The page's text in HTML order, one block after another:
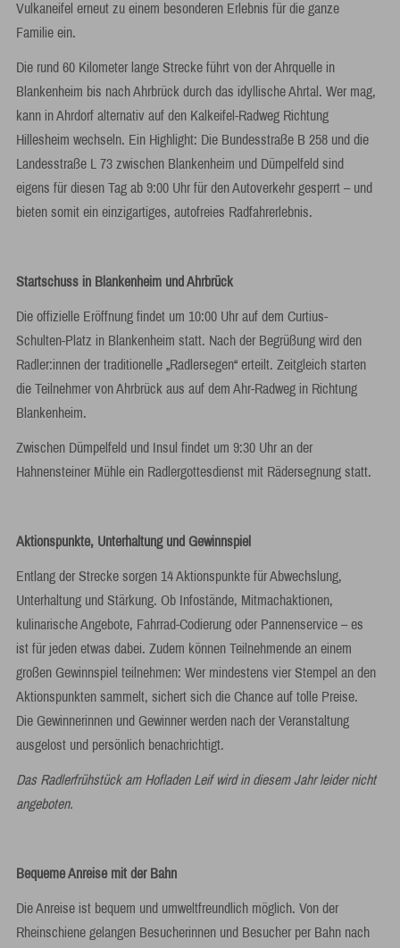
Vulkaneifel erneut zu einem besonderen Erlebnis für die ganze
Familie ein.
Die rund 60 Kilometer lange Strecke führt von der Ahrquelle in
Blankenheim bis nach Ahrbrück durch das idyllische Ahrtal. Wer mag,
kann in Ahrdorf alternativ auf den Kalkeifel-Radweg Richtung
Hillesheim wechseln. Ein Highlight: Die Bundesstraße B 258 und die
Landesstraße L 73 zwischen Blankenheim und Dümpelfeld sind
eigens für diesen Tag ab 9:00 Uhr für den Autoverkehr gesperrt – und
bieten somit ein einzigartiges, autofreies Radfahrerlebnis.
Startschuss in Blankenheim und Ahrbrück
Die offizielle Eröffnung findet um 10:00 Uhr auf dem Curtius-
Schulten-Platz in Blankenheim statt. Nach der Begrüßung wird den
Radler:innen der traditionelle „Radlersegen“ erteilt. Zeitgleich starten
die Teilnehmer von Ahrbrück aus auf dem Ahr-Radweg in Richtung
Blankenheim.
Zwischen Dümpelfeld und Insul findet um 9:30 Uhr an der
Hahnensteiner Mühle ein Radlergottesdienst mit Rädersegnung statt.
Aktionspunkte, Unterhaltung und Gewinnspiel
Entlang der Strecke sorgen 14 Aktionspunkte für Abwechslung,
Unterhaltung und Stärkung. Ob Infostände, Mitmachaktionen,
kulinarische Angebote, Fahrrad-Codierung oder Pannenservice – es
ist für jeden etwas dabei. Zudem können Teilnehmende an einem
großen Gewinnspiel teilnehmen: Wer mindestens vier Stempel an den
Aktionspunkten sammelt, sichert sich die Chance auf tolle Preise.
Die Gewinnerinnen und Gewinner werden nach der Veranstaltung
ausgelost und persönlich benachrichtigt.
Das Radlerfrühstück am Hofladen Leif wird in diesem Jahr leider nicht
angeboten.
Bequeme Anreise mit der Bahn
Die Anreise ist bequem und umweltfreundlich möglich. Von der
Rheinschiene gelangen Besucherinnen und Besucher per Bahn nach